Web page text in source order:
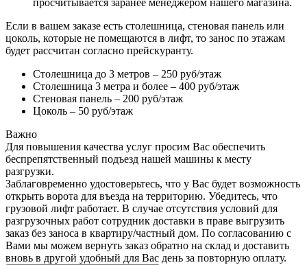
просчитывается заранее менеджером нашего магазина.
Если в вашем заказе есть столешница, стеновая панель или
цоколь, которые не помещаются в лифт, то занос по этажам
будет рассчитан согласно прейскуранту.
Столешница до 3 метров – 250 руб/этаж
Столешница 3 метра и более – 400 руб/этаж
Стеновая панель – 200 руб/этаж
Цоколь – 50 руб/этаж
Важно
Для повышения качества услуг просим Вас обеспечить
беспрепятственный подъезд нашей машины к месту
разгрузки.
Заблаговременно удостоверьтесь, что у Вас будет возможность
открыть ворота для въезда на территорию. Убедитесь, что
грузовой лифт работает. В случае отсутствия условий для
разгрузочных работ сотрудник доставки в праве выгрузить
заказ без заноса в квартиру/частный дом. По согласованию с
Вами мы можем вернуть заказ обратно на склад и доставить
вновь в другой удобный для Вас день за повторную оплату.